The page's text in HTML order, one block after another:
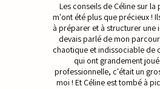
Les conseils de Céline sur
m'ont été plus que précieux !
à préparer et à structurer une
devais parlé de mon
chaotique et indissociable de
qui ont grandement
professionnelle, c'était un
moi ! Et Céline est tombé à